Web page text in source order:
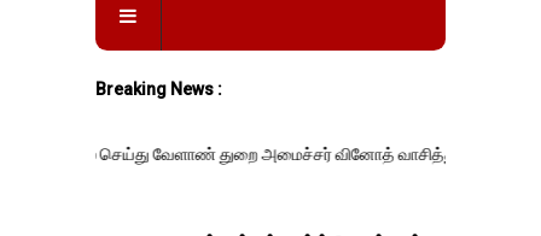
Breaking News :
வேளாண் துறை அமைச்சர் வினோத் வாசித்து வருகிறார். �.